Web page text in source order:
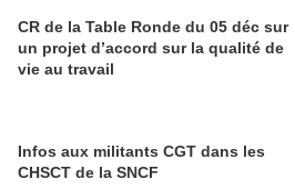
CR de la Table Ronde du 05 déc sur
un projet d’accord sur la qualité de
vie au travail
Infos aux militants CGT dans les
CHSCT de la SNCF